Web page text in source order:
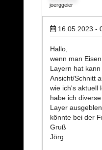
joerggeier
16.05.2023 -
Hallo,
wenn man
Layern hat
Ansicht/Schnitt
wie ich's aktuell
habe ich
Layer
könnte bei der
Gruß
Jörg